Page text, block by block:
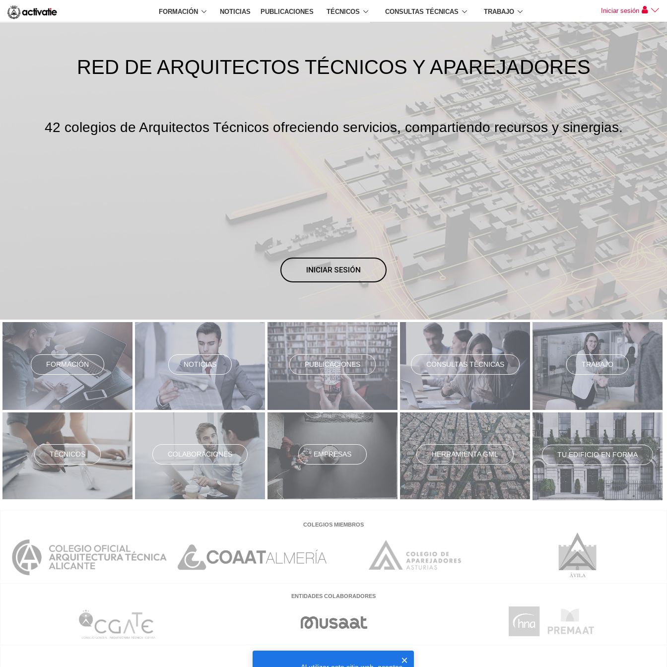
FORMACIÓN NOTICIAS PUBLICACIONES TÉCNICOS CONSULTAS TÉCNICAS TRABAJO Iniciar sesión
RED DE ARQUITECTOS TÉCNICOS Y APAREJADORES
42 colegios de Arquitectos Técnicos ofreciendo servicios, compartiendo recursos y sinergias.
INICIAR SESIÓN
FORMACIÓN NOTICIAS PUBLICACIONES CONSULTAS TÉCNICAS TRABAJO
TÉCNICOS COLABORACIONES EMPRESAS HERRAMIENTA GML TU EDIFICIO EN FORMA
COLEGIOS MIEMBROS
ENTIDADES COLABORADORES
×